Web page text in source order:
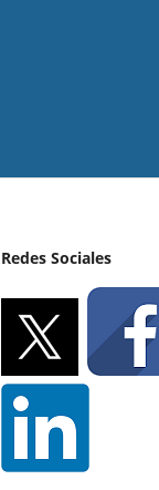
Redes Sociales